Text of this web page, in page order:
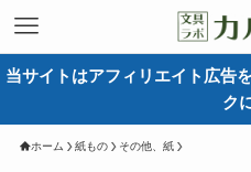
当サイトはアフィリエイト広告
ク
ホーム 紙もの その他、紙